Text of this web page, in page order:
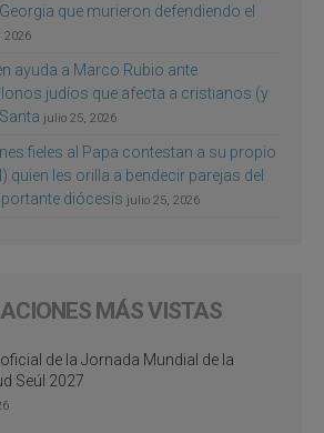
que murieron defendiendo el
2026
ayuda a Marco Rubio ante
judíos que afecta a cristianos (y
julio 25, 2026
fieles al Papa contestan a su propio
quien les orilla a bendecir parejas del
diócesis julio 25, 2026
MÁS VISTAS
de la Jornada Mundial de la
Seúl 2027